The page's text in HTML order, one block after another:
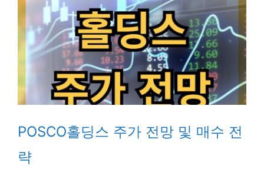
POSCO홀딩스 주가 전망 및 매수 전
략